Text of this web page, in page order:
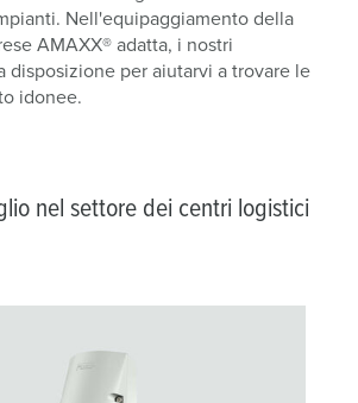
Nell'equipaggiamento della
AMAXX® adatta, i nostri
disposizione per aiutarvi a trovare le
idonee.
nel settore dei centri logistici